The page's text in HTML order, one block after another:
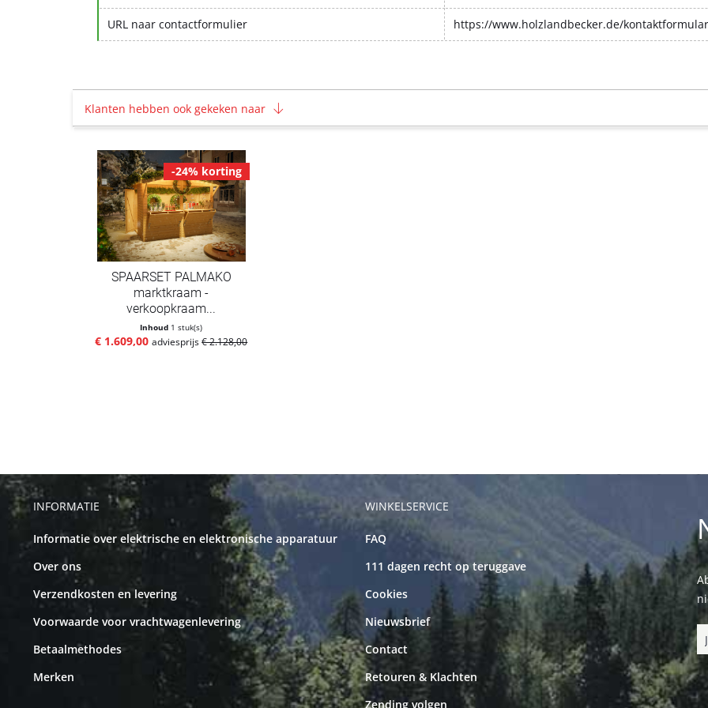
URL naar contactformulier https://www.holzlandbecker.de/kontaktformular
Klanten hebben ook gekeken naar
-24% korting
SPAARSET PALMAKO
marktkraam -
verkoopkraam...
Inhoud 1 stuk(s)
€ 1.609,00 adviesprijs€ 2.128,00
INFORMATIE
Informatie over elektrische en elektronische apparatuur
Over ons
Verzendkosten en levering
Voorwaarde voor vrachtwagenlevering
Betaalmethodes
Merken
WINKELSERVICE
FAQ
111 dagen recht op teruggave
Cookies
Nieuwsbrief
Contact
Retouren & Klachten
Zending volgen